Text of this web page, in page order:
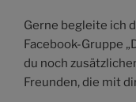
Gerne begleite ich
Facebook-Gruppe
du noch
Freunden, die mit